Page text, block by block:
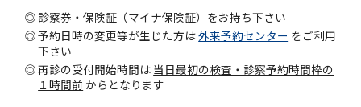
診察券・保険証（マイナ保険証）をお持ち下さい
予約日時の変更等が生じた方は外来予約センター をご利用
下さい
再診の受付開始時間は 当日最初の検査・診察予約時間枠の
１時間前 からとなります